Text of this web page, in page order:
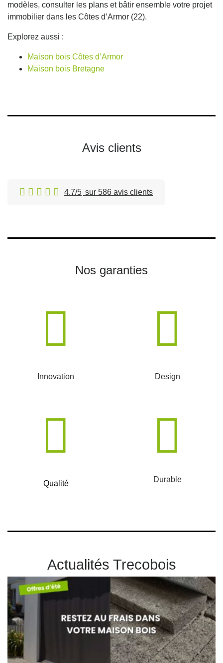
modèles, consulter les plans et bâtir ensemble votre projet
immobilier dans les Côtes d’Armor (22).
Explorez aussi :
Maison bois Côtes d’Armor
Maison bois Bretagne
Avis clients
4.7/5 sur 586 avis clients
Nos garanties
Innovation Design
Qualité Durable
Actualités Trecobois